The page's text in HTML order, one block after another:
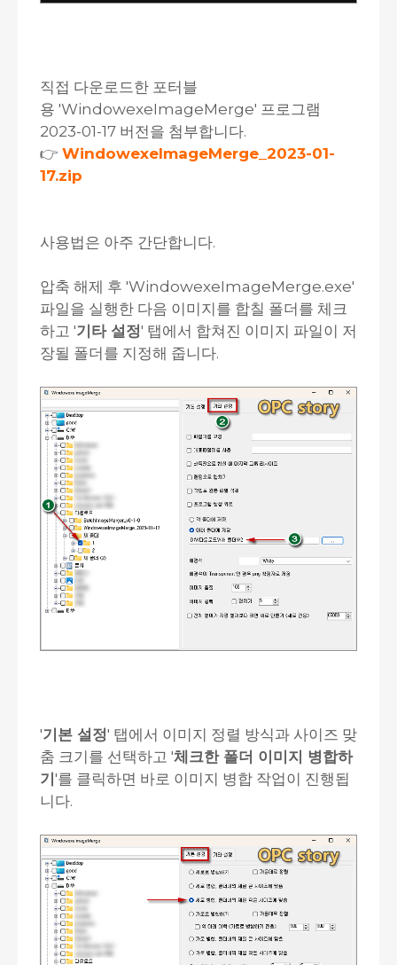
직접 다운로드한 포터블
용 'WindowexeImageMerge' 프로그램
2023-01-17 버전을 첨부합니다.
👉 WindowexeImageMerge_2023-01-
17.zip
사용법은 아주 간단합니다.
압축 해제 후 'WindowexeImageMerge.exe'
파일을 실행한 다음 이미지를 합칠 폴더를 체크
하고 '기타 설정' 탭에서 합쳐진 이미지 파일이 저
장될 폴더를 지정해 줍니다.
'기본 설정' 탭에서 이미지 정렬 방식과 사이즈 맞
춤 크기를 선택하고 '체크한 폴더 이미지 병합하
기 '를 클릭하면 바로 이미지 병합 작업이 진행됩
니다.